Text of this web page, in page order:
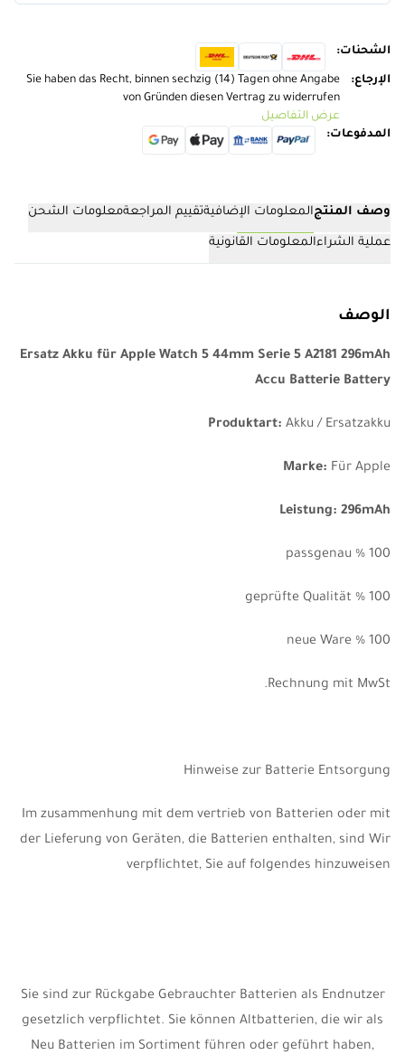
الشحنات:
الإرجاع:
Sie haben das Recht, binnen sechzig (14) Tagen ohne Angabe
von Gründen diesen Vertrag zu widerrufen
عرض التفاصيل
المدفوعات:
وصف المنتجالمعلومات الإضافيةتقييم المراجعةمعلومات الشحن
عملية الشراءالمعلومات القانونية
الوصف
Ersatz Akku für Apple Watch 5 44mm Serie 5 A2181 296mAh
Accu Batterie Battery
Produktart: Akku / Ersatzakku
Marke: Für Apple
Leistung: 296mAh
100 % passgenau
100 % geprüfte Qualität
100 % neue Ware
Rechnung mit MwSt.
Hinweise zur Batterie Entsorgung
Im zusammenhung mit dem vertrieb von Batterien oder mit
der Lieferung von Geräten, die Batterien enthalten, sind Wir
verpflichtet, Sie auf folgendes hinzuweisen
Sie sind zur Rückgabe Gebrauchter Batterien als Endnutzer
gesetzlich verpflichtet. Sie können Altbatterien, die wir als
Neu Batterien im Sortiment führen oder geführt haben,